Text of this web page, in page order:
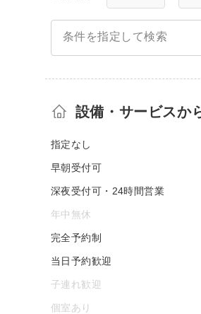
条件を指定して検索
設備・サービスか
指定なし
早朝受付可
深夜受付可・24時間営業
年中無休
完全予約制
当日予約歓迎
子連れ歓迎
個室あり